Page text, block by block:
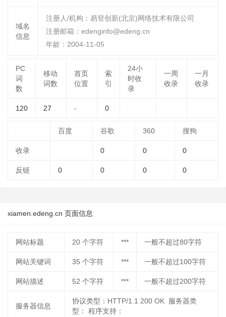
域名
信息
注册人/机构：易登创新(北京)网络技术有限公司
注册邮箱：edenginfo@edeng.cn
年龄：2004-11-05
PC
词
数
移动
词数
首页
位置
索
引
24小
时收
录
一周
收录
一月
收录
120 27 - 0
百度 谷歌 360 搜狗
收录 0 0 0
反链 0 0 0 0
xiamen.edeng.cn 页面信息
网站标题 20 个字符 *** 一般不超过80字符
网站关键词 35 个字符 *** 一般不超过100字符
网站描述 52 个字符 *** 一般不超过200字符
服务器信息
协议类型：HTTP/1.1 200 OK 服务器类
型： 程序支持：